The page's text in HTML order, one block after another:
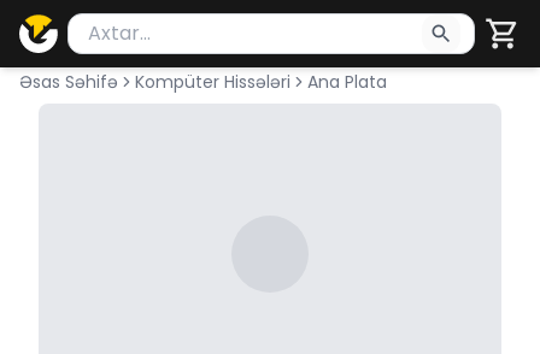
Məhsul axtar
Axtarış üçün ən azı 2 simvol yazın. Göndərmək
Əsas Səhifə Kompüter Hissələri Ana Plata